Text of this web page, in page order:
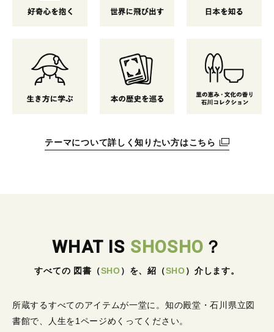
テーマについて詳しく知りたい方はこちら
WHAT IS SHOSHO ？
すべての 図書 （SHO） を、紹 （SHO） 介します。
所蔵するすべてのアイテムが一堂に。 知の殿堂・石川県立図
書館で、人生を1ページめくってください。